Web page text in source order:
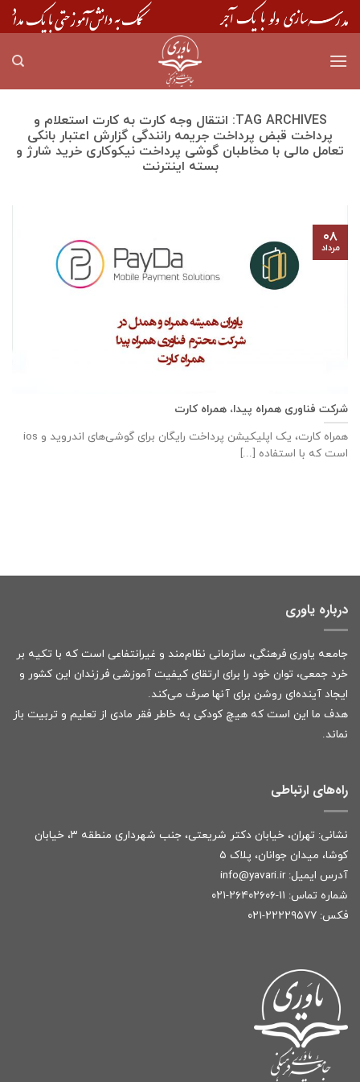
Skip
to
TAG ARCHIVES: انتقال وجه کارت به کارت استعلام و
پرداخت قبض پرداخت جریمه رانندگی گزارش اعتبار بانکی
تعامل مالی با مخاطبان گوشی پرداخت نیکوکاری خرید شارژ و
بسته اینترنت
شرکت فناوری همراه پیدا، همراه کارت
همراه کارت، یک اپلیکیشن پرداخت رایگان برای گوشی‌های اندروید و ios
است که با استفاده [...]
۰۸
مرداد
درباره یاوری
جامعه یاوری فرهنگی، سازمانی نظام‌مند و غیرانتفاعی است که با تکیه بر
خرد جمعی، توان خود را برای ارتقای کیفیت آموزشی فرزندان این کشور و
ایجاد آینده‌ای روشن برای آنها صرف می‌کند.
هدف ما این است که هیچ کودکی به خاطر فقر مادی از تعلیم و تربیت باز
نماند.
راه‌های ارتباطی
نشانی: تهران، خیابان دکتر شریعتی، جنب شهرداری منطقه ۳، خیابان
کوشا، میدان جوانان، پلاک ۵
آدرس ایمیل: info@yavari.ir
شماره تماس: ۱۱-۲۶۴۰۲۶۰۶-۰۲۱
فکس: ۲۲۲۲۹۵۷۷-۰۲۱